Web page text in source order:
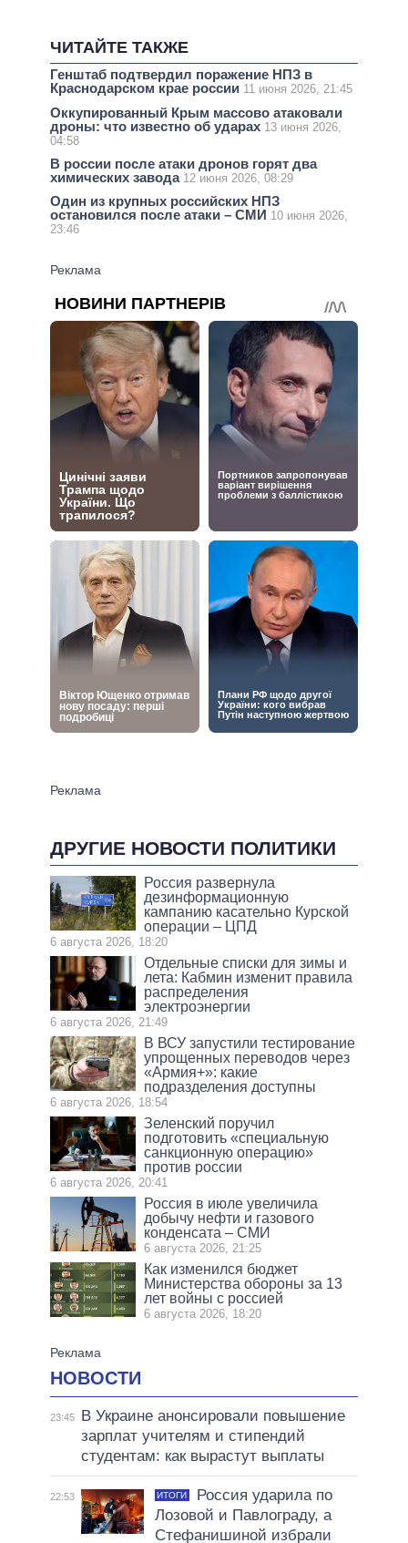
ЧИТАЙТЕ ТАКЖЕ
Генштаб подтвердил поражение НПЗ в
Краснодарском крае россии 11 июня 2026, 21:45
Оккупированный Крым массово атаковали
дроны: что известно об ударах 13 июня 2026,
04:58
В россии после атаки дронов горят два
химических завода 12 июня 2026, 08:29
Один из крупных российских НПЗ
остановился после атаки – СМИ 10 июня 2026,
23:46
ДРУГИЕ НОВОСТИ ПОЛИТИКИ
Россия развернула
дезинформационную
кампанию касательно Курской
операции – ЦПД
6 августа 2026, 18:20
Отдельные списки для зимы и
лета: Кабмин изменит правила
распределения
электроэнергии
6 августа 2026, 21:49
В ВСУ запустили тестирование
упрощенных переводов через
«Армия+»: какие
подразделения доступны
6 августа 2026, 18:54
Зеленский поручил
подготовить «специальную
санкционную операцию»
против россии
6 августа 2026, 20:41
Россия в июле увеличила
добычу нефти и газового
конденсата – СМИ
6 августа 2026, 21:25
Как изменился бюджет
Министерства обороны за 13
лет войны с россией
6 августа 2026, 18:20
НОВОСТИ
23:45
В Украине анонсировали повышение
зарплат учителям и стипендий
студентам: как вырастут выплаты
22:53 ИТОГИ
Россия ударила по
Лозовой и Павлограду, а
Стефанишиной избрали